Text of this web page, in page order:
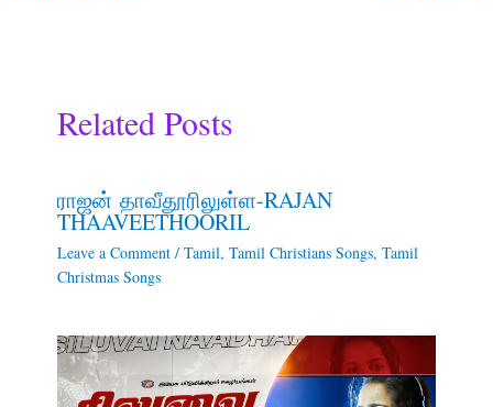
Related Posts
ராஜன் தாவீதூரிலுள்ள-RAJAN
THAAVEETHOORIL
Leave a Comment / Tamil, Tamil Christians Songs, Tamil
Christmas Songs